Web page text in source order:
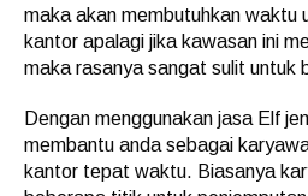
maka akan membutuhkan waktu
kantor apalagi jika kawasan ini
maka rasanya sangat sulit
Dengan menggunakan jasa Elf
membantu anda sebagai
kantor tepat waktu. Biasanya